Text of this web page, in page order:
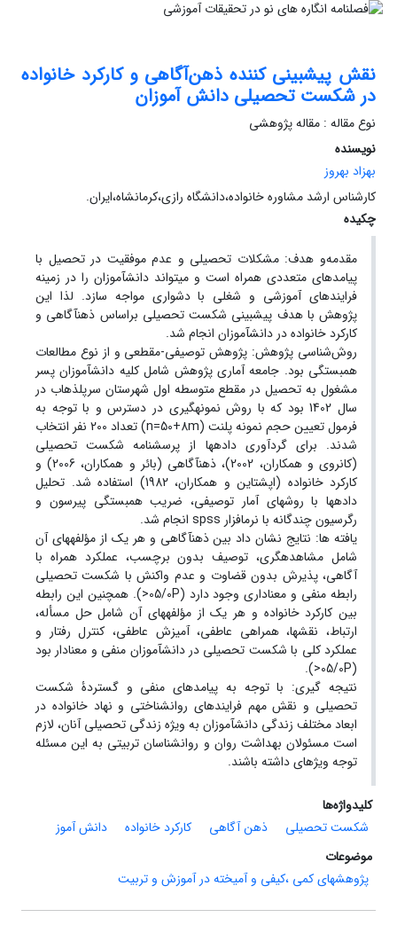
نقش پیش‏بینی کننده ذهن‌آگاهی و کارکرد خانواده
در شکست تحصیلی دانش‏ آموزان
نوع مقاله : مقاله پژوهشی
نویسنده
بهزاد بهروز
کارشناس ارشد مشاوره خانواده،دانشگاه رازی،کرمانشاه،ایران.
چکیده
مقدمه‌و هدف: مشکلات تحصیلی و عدم موفقیت در تحصیل با
پیامدهای متعددی همراه است و می‏تواند دانش‏آموزان را در زمینه
فرایندهای آموزشی و شغلی با دشواری مواجه سازد. لذا این
پژوهش با هدف پیش‏بینی شکست تحصیلی براساس ذهن‏آگاهی و
کارکرد خانواده در دانش‏آموزان انجام شد.
روش‌شناسی پژوهش: پژوهش توصیفی-مقطعی و از نوع مطالعات
همبستگی بود. جامعه آماری پژوهش شامل کلیه دانش‏آموزان پسر
مشغول به تحصیل در مقطع متوسطه اول شهرستان سرپل‏ذهاب در
سال 1402 بود که با روش نمونه‏گیری در دسترس و با توجه به
فرمول تعیین حجم نمونه پلنت (n=50+8m) تعداد 200 نفر انتخاب
شدند. برای گردآوری داده‏ها از پرسشنامه شکست تحصیلی
(کانروی و همکاران، 2002)، ذهن‏آگاهی (بائر و همکاران، 2006) و
کارکرد خانواده (اپشتاین و همکاران، 1982) استفاده شد. تحلیل
داده‏ها با روش‏های آمار توصیفی، ضریب همبستگی پیرسون و
رگرسیون چندگانه با نرم‏افزار spss انجام شد.
یافته ها: نتایج نشان داد بین ذهن‏آگاهی و هر یک از مؤلفه‏های آن
شامل مشاهده‏گری، توصیف بدون برچسب، عملکرد همراه با
آگاهی، پذیرش بدون قضاوت و عدم واکنش با شکست تحصیلی
رابطه منفی و معناداری وجود دارد (05/0P<). همچنین این رابطه
بین کارکرد خانواده و هر یک از مؤلفه‏های آن شامل حل مسأله،
ارتباط، نقش‏ها، همراهی عاطفی، آمیزش عاطفی، کنترل رفتار و
عملکرد کلی با شکست تحصیلی در دانش‏آموزان منفی و معنادار بود
(05/0P<).
نتیجه گیری: با توجه به پیامدهای منفی و گستردۀ شکست
تحصیلی و نقش مهم فرایندهای روانشناختی و نهاد خانواده در
ابعاد مختلف زندگی دانش‏آموزان به ویژه زندگی تحصیلی آنان، لازم
است مسئولان بهداشت روان و روانشناسان تربیتی به این مسئله
توجه ویژه‏ای داشته باشند.
کلیدواژه‌ها
شکست تحصیلی
ذهن ‏آگاهی کارکرد خانواده
دانش ‏آموز
موضوعات
پژوهشهای کمی ،کیفی و آمیخته در آموزش و تربیت